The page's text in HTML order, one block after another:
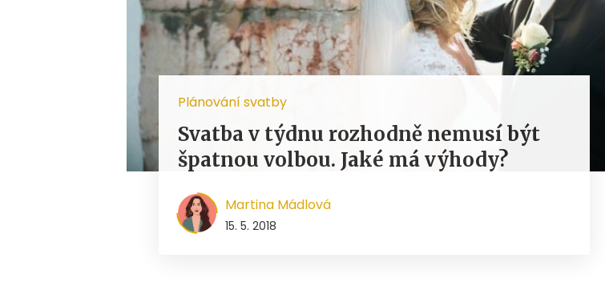
Plánování svatby
Svatba v týdnu rozhodně nemusí být
špatnou volbou. Jaké má výhody?
Martina Mádlová
15. 5. 2018